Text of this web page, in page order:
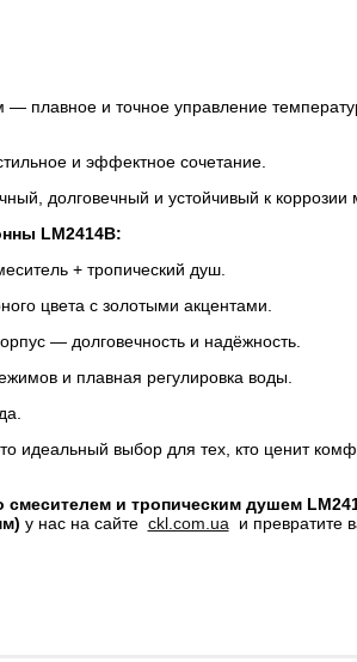
— плавное и точное управление
и эффектное сочетание.
долговечный и устойчивый к коррозии
LM2414B:
+ тропический душ.
цвета с золотыми акцентами.
— долговечность и надёжность.
и плавная регулировка воды.
идеальный выбор для тех, кто ценит
и тропическим душем
у нас на сайте ckl.com.uaи превратите